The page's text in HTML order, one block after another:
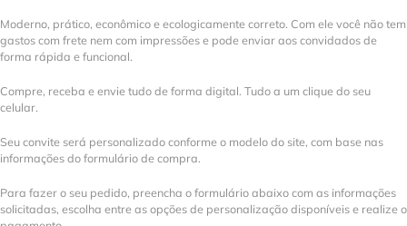
Moderno, prático, econômico e ecologicamente correto. Com ele você não tem
gastos com frete nem com impressões e pode enviar aos convidados de
forma rápida e funcional.
Compre, receba e envie tudo de forma digital. Tudo a um clique do seu
celular.
Seu convite será personalizado conforme o modelo do site, com base nas
informações do formulário de compra.
Para fazer o seu pedido, preencha o formulário abaixo com as informações
solicitadas, escolha entre as opções de personalização disponíveis e realize o